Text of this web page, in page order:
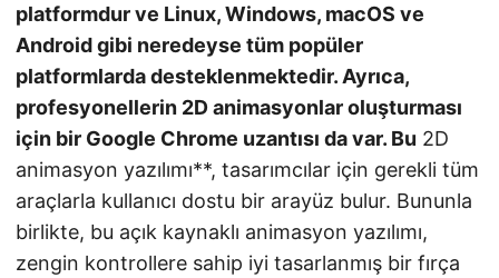
platformdur ve Linux, Windows, macOS ve
Android gibi neredeyse tüm popüler
platformlarda desteklenmektedir. Ayrıca,
profesyonellerin 2D animasyonlar oluşturması
için bir Google Chrome uzantısı da var. Bu 2D
animasyon yazılımı**, tasarımcılar için gerekli tüm
araçlarla kullanıcı dostu bir arayüz bulur. Bununla
birlikte, bu açık kaynaklı animasyon yazılımı,
zengin kontrollere sahip iyi tasarlanmış bir fırça